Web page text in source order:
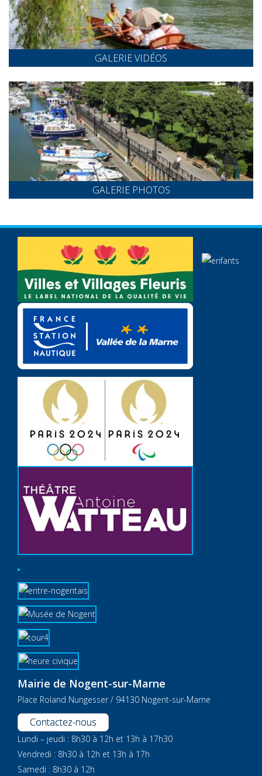
GALERIE VIDÉOS
GALERIE PHOTOS
Mairie de Nogent-sur-Marne
Place Roland Nungesser / 94130 Nogent-sur-Marne
Contactez-nous
Lundi – jeudi : 8h30 à 12h et 13h à 17h30
Vendredi : 8h30 à 12h et 13h à 17h
Samedi : 8h30 à 12h